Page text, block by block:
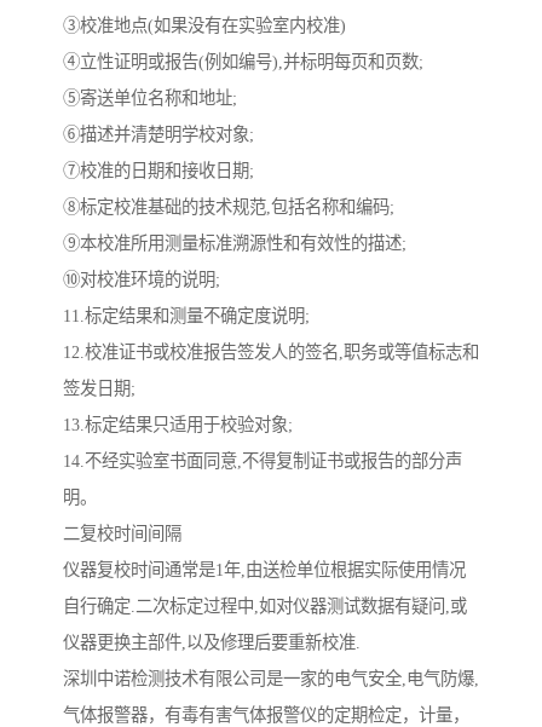
③校准地点(如果没有在实验室内校准)
④立性证明或报告(例如编号),并标明每页和页数;
⑤寄送单位名称和地址;
⑥描述并清楚明学校对象;
⑦校准的日期和接收日期;
⑧标定校准基础的技术规范,包括名称和编码;
⑨本校准所用测量标准溯源性和有效性的描述;
⑩对校准环境的说明;
11.标定结果和测量不确定度说明;
12.校准证书或校准报告签发人的签名,职务或等值标志和
签发日期;
13.标定结果只适用于校验对象;
14.不经实验室书面同意,不得复制证书或报告的部分声
明。
二复校时间间隔
仪器复校时间通常是1年,由送检单位根据实际使用情况
自行确定.二次标定过程中,如对仪器测试数据有疑问,或
仪器更换主部件,以及修理后要重新校准.
深圳中诺检测技术有限公司是一家的电气安全,电气防爆,
气体报警器，有毒有害气体报警仪的定期检定，计量，